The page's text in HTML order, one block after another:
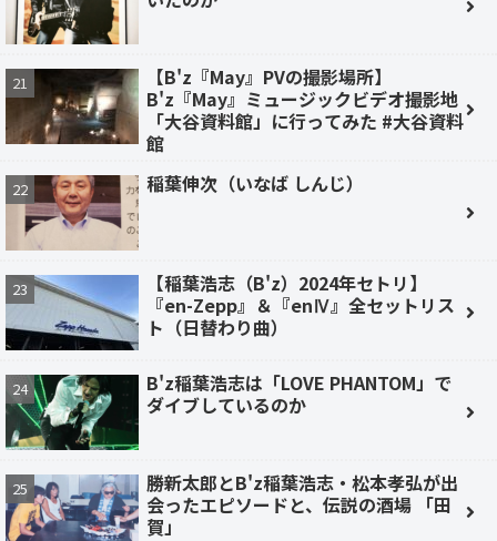
【B'z『May』PVの撮影場所】
B'z『May』ミュージックビデオ撮影地
「大谷資料館」に行ってみた #大谷資料
館
稲葉伸次（いなば しんじ）
【稲葉浩志（B'z）2024年セトリ】
『en-Zepp』＆『enⅣ』全セットリス
ト（日替わり曲）
B'z稲葉浩志は「LOVE PHANTOM」で
ダイブしているのか
勝新太郎とB'z稲葉浩志・松本孝弘が出
会ったエピソードと、伝説の酒場 「田
賀」